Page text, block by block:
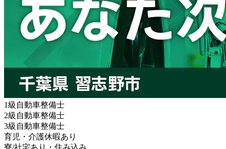
1級自動車整備士
2級自動車整備士
3級自動車整備士
育児・介護休暇あり